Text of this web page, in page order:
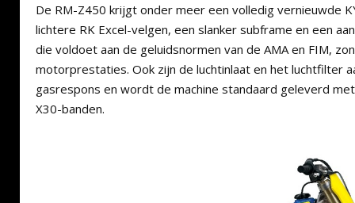
De RM-Z450 krijgt onder meer een volledig vernieuwde
lichtere RK Excel-velgen, een slanker subframe en een
die voldoet aan de geluidsnormen van de AMA en FIM,
motorprestaties. Ook zijn de luchtinlaat en het luchtfilter
gasrespons en wordt de machine standaard geleverd
X30-banden.